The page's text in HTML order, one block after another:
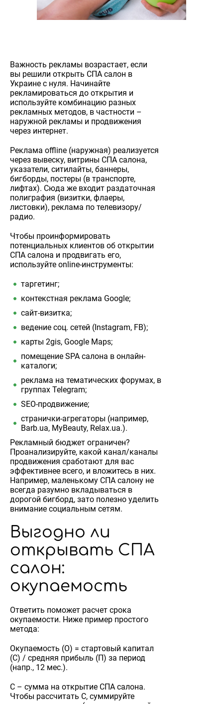
Важность рекламы возрастает, если
вы решили открыть СПА салон в
Украине с нуля. Начинайте
рекламироваться до открытия и
используйте комбинацию разных
рекламных методов, в частности –
наружной рекламы и продвижения
через интернет.
Реклама offline (наружная) реализуется
через вывеску, витрины СПА салона,
указатели, ситилайты, баннеры,
бигборды, постеры (в транспорте,
лифтах). Сюда же входит раздаточная
полиграфия (визитки, флаеры,
листовки), реклама по телевизору/
радио.
Чтобы проинформировать
потенциальных клиентов об открытии
СПА салона и продвигать его,
используйте online-инструменты:
таргетинг;
контекстная реклама Google;
сайт-визитка;
ведение соц. сетей (Instagram, FB);
карты 2gis, Google Maps;
помещение SPA салона в онлайн-
каталоги;
реклама на тематических форумах, в
группах Telegram;
SEO-продвижение;
странички-агрегаторы (например,
Barb.ua, MyBeauty, Relax.ua.).
Рекламный бюджет ограничен?
Проанализируйте, какой канал/каналы
продвижения сработают для вас
эффективнее всего, и вложитесь в них.
Например, маленькому СПА салону не
всегда разумно вкладываться в
дорогой бигборд, зато полезно уделить
внимание социальным сетям.
Выгодно ли
открывать СПА
салон:
окупаемость
Ответить поможет расчет срока
окупаемости. Ниже пример простого
метода:
Окупаемость (О) = стартовый капитал
(С) / средняя прибыль (П) за период
(напр., 12 мес.).
С – сумма на открытие СПА салона.
Чтобы рассчитать С, суммируйте